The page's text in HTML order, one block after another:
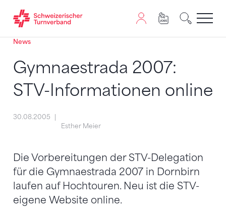
Zum Inhalt springen
Zur Sitemap navigieren
Zum Navigieren dieser Seite wird JavaScript benötigt.
News
Gymnaestrada 2007:
STV-Informationen online
30.08.2005
Esther Meier
Die Vorbereitungen der STV-Delegation
für die Gymnaestrada 2007 in Dornbirn
laufen auf Hochtouren. Neu ist die STV-
eigene Website online.